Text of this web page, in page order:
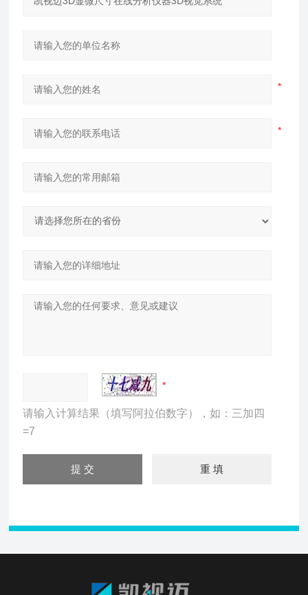
请输入计算结果（填写阿拉伯数字），如：三加四
=7